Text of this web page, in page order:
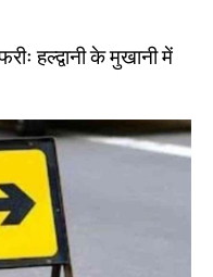
हल्द्वानी के मुखानी में